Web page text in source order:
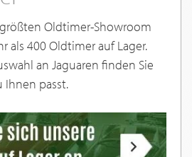
größten Oldtimer-Showroom
als 400 Oldtimer auf Lager.
an Jaguaren finden Sie
Ihnen passt.